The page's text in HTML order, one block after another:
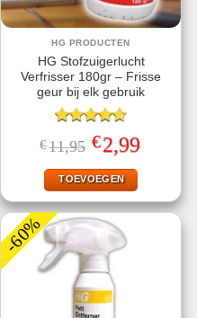
HG PRODUCTEN
HG Stofzuigerlucht
Verfrisser 180gr – Frisse
geur bij elk gebruik
Gewaardeerd
4.57uit 5
€11,95 Oorspronkelijke
prijs
was:
€11,95.
€2,99Huidige
prijs
TOEVOEGEN
-60%